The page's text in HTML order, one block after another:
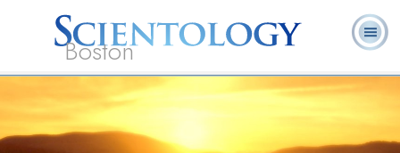
Boston
Scientology?
Voluntarios
Frecuentes